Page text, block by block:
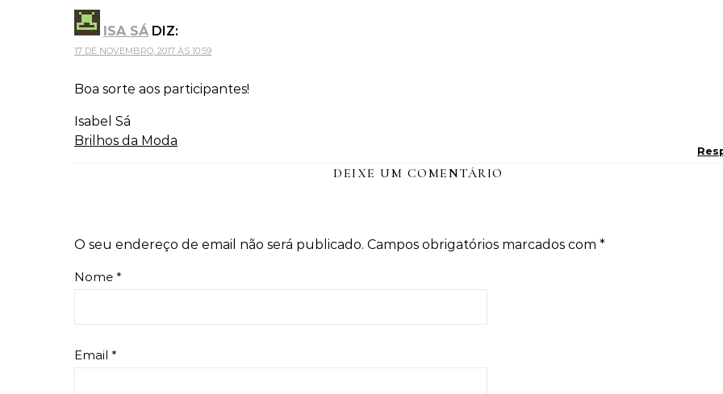
ISA SÁ DIZ:
17 DE NOVEMBRO, 2017 ÀS 10:59
Boa sorte aos participantes!
Isabel Sá
Brilhos da Moda
DEIXE UM COMENTÁRIO
O seu endereço de email não será publicado. Campos obrigatórios marcados com *
Nome *
Email *